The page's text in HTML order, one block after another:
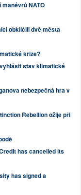
NATO
obklíčili dvě města
krize?
stav klimatické
nebezpečná hra v
Rebellion ožije při
has cancelled its
has signed a